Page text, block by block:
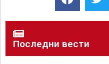
Последни вести